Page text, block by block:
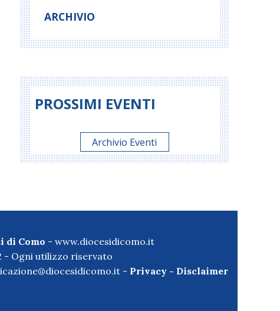
ARCHIVIO
PROSSIMI EVENTI
Archivio Eventi
di Como - www.diocesidicomo.it
- Ogni utilizzo riservato
- Privacy - Disclaimer